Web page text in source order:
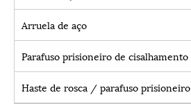
Arruela de aço
Parafuso prisioneiro de cisalhamento
Haste de rosca / parafuso prisioneiro